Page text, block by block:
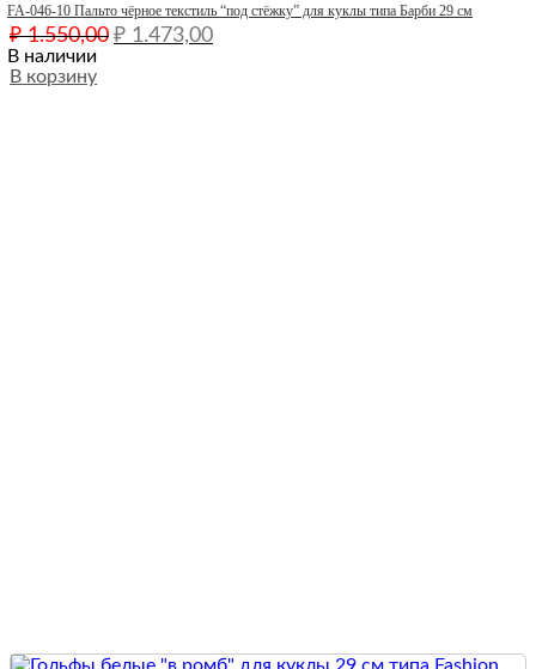
FA-046-10 Пальто чёрное текстиль “под стёжку” для куклы типа Барби 29 см
₽1.550,00 Первоначальная
₽ 1.473,00Текущая
В наличии
В корзину